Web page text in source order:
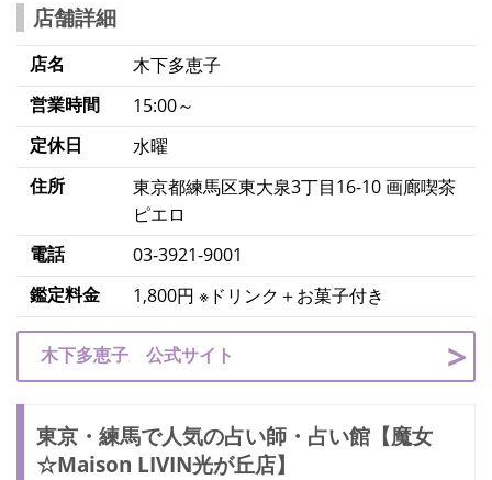
店舗詳細
店名
木下多恵子
営業時間
15:00～
定休日
水曜
住所
東京都練馬区東大泉3丁目16-10 画廊喫茶
ピエロ
電話
03-3921-9001
鑑定料金
1,800円 ※ドリンク＋お菓子付き
木下多恵子 公式サイト
東京・練馬で人気の占い師・占い館【魔女
☆Maison LIVIN光が丘店】